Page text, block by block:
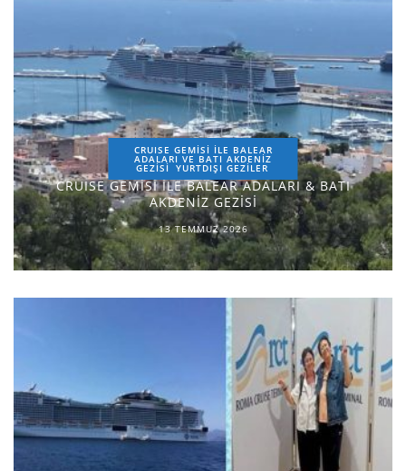
CRUISE GEMİSİ İLE BALEAR
ADALARI VE BATI AKDENİZ
GEZİSİ YURTDIŞI GEZILER
CRUISE GEMİSİ İLE BALEAR ADALARI & BATI
AKDENİZ GEZİSİ
13 TEMMUZ 2026